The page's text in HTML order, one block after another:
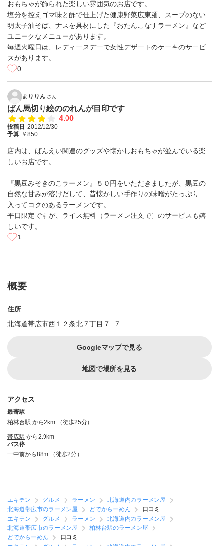
おもちゃが飾られた楽しい雰囲気のお店です。
塩分を控えゴマ味と酢で仕上げた健康野菜広東麺、スープのない
明太子油そば、ナスを具材にした『おたんこなすラーメン』など
ユニークなメニューがあります。
毎週火曜日は、レディースデーで女性デザートのケーキのサービ
スがあります。
0
まりりん さん
ばん馬切り絵ののれんが目印です
4.00
投稿日 2012/12/30
予算 ￥850
店内は、ばんえい関連のグッズや懐かしおもちゃが並んでいる楽
しいお店です。
『黒豆みそきのこラーメン』５０円をいただきましたが、黒豆の
自然な甘みが溶けだして、昔懐かしい手作りの味噌がたっぷり
入ってコクのあるラーメンです。
平日限定ですが、ライス無料（ラーメン注文で）のサービスも嬉
しいです。
1
概要
住所
北海道帯広市西１２条北７丁目７−７
Googleマップで見る
地図で場所を見る
アクセス
最寄駅
柏林台駅 から2km （徒歩25分）
帯広駅 から2.9km
バス停
一中前から88m （徒歩2分）
エキテン グルメ ラーメン
北海道内のラーメン屋
北海道帯広市のラーメン屋
どでからーめん
口コミ
エキテン
グルメ ラーメン
北海道内のラーメン屋
北海道帯広市のラーメン屋
柏林台駅のラーメン屋
どでからーめん
口コミ